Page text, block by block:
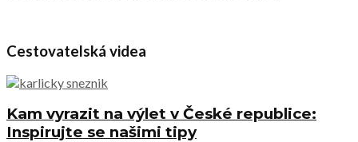
Cestovatelská videa
Kam vyrazit na výlet v České republice:
Inspirujte se našimi tipy